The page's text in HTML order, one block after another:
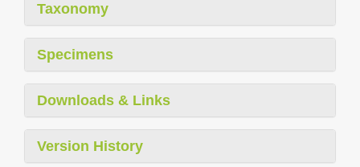
Taxonomy
Specimens
Downloads & Links
Version History